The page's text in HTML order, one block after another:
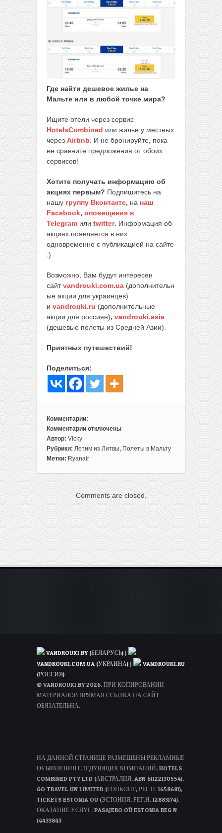
Где найти дешевое жилье на
Мальте или в любой точке мира?
Ищите отели через сервис
HotelsCombined или жилье у местных
через Airbnb . И не бронируйте, пока
не сравните предложения от обоих
сервисов!
Хотите получать информацию об
акциях первым? Подпишитесь на
нашу группу Вконтакте, на наш
Facebook, оповещения в
Telegram или twitter. Информация об
акциях появляется в них
одновременно с публикацией на сайте
:)
Возможно, Вам будут интересен
сайтvandrouki.com.ua (дополнительн
ые акции для украинцев)
и vandrouki.ru (дополнительные
акции для россиян), vandrouki.asia
(дешевые полеты из Средней Азии).
Приятных путешествий!
Поделиться:
Комментарии:
Комментарии
к
записи
ЛЕТО!
рейсы
Вильнюса
Мальту
всего
за
туда-
обратно
отключены
Автор: Vicky
Рубрики: Летим из Литвы, Полеты в Мальту
Метки: Ryanair
Comments are closed.
VANDROUKI.BY (БЕЛАРУСЬ) |
VANDROUKI.COM.UA (УКРАИНА) |
VANDROUKI.RU
(РОССИЯ)
© VANDROUKI.BY 2026. ПРИ КОПИРОВАНИИ
МАТЕРИАЛОВ ПРЯМАЯ ССЫЛКА НА САЙТ
ОБЯЗАТЕЛЬНА.
НА ДАННОЙ СТРАНИЦЕ РАЗМЕЩЕНЫ РЕКЛАМНЫЕ
ОБЪЯВЛЕНИЯ СЛЕДУЮЩИХ КОМПАНИЙ: HOTELS
COMBINED PTY LTD (АВСТРАЛИЯ, ABN 61122130554),
GO TRAVEL UN LIMITED (ГОНКОНГ, РЕГ.Н. 1658681),
TICKETS ESTONIA OU (ЭСТОНИЯ, РЕГ.Н. 12883174).
ОКАЗАНИЕ УСЛУГ: PASAJERO OÜ ESTONIA REG N
14433843